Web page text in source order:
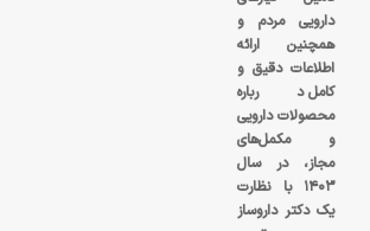
دارویی مردم و
همچنین ارائه
اطلاعات دقیق و
کامل درباره
محصولات دارویی
و مکمل‌های
مجاز، در سال
۱۴۰۳ با نظارت
یک دکتر داروساز